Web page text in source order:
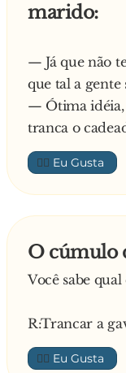
marido:
— Já que não
que tal a
— Ótima
tranca o
👍🏼
O cúmulo
Você sabe
R:Trancar a
👍🏼